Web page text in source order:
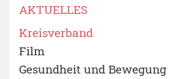
AKTUELLES
Kreisverband
Film
Gesundheit und Bewegung